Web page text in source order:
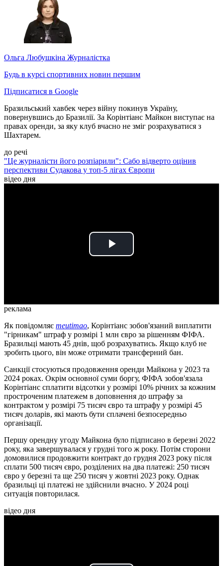
Ольга Любушкіна Журналістка
Будь в курсі спортивних новин першим
Підписатися в Google
Бразильський хавбек через війну покинув Україну,
повернувшись до Бразилії. За Корінтіанс Майкон виступає на
правах оренди, за яку клуб вчасно не зміг розрахуватися з
Шахтарем.
до речі
"Це журналісти його розпіарили": Сабо відверто оцінив
перспективи Судакова у топ-5 лігах Європи
відео дня
Play
реклама
Як повідомляє meutimao, Корінтіанс зобов'язаний виплатити
"гірникам" штраф у розмірі 1 млн євро за рішенням ФІФА.
Бразильці мають 45 днів, щоб розрахуватись. Якщо клуб не
зробить цього, він може отримати трансферний бан.
Санкції стосуються продовження оренди Майкона у 2023 та
2024 роках. Окрім основної суми боргу, ФІФА зобов'язала
Корінтіанс сплатити відсотки у розмірі 10% річних за кожним
простроченим платежем в доповнення до штрафу за
контрактом у розмірі 75 тисяч євро та штрафу у розмірі 45
тисяч доларів, які мають бути сплачені безпосередньо
організації.
Першу орендну угоду Майкона було підписано в березні 2022
року, яка завершувалася у грудні того ж року. Потім сторони
домовилися продовжити контракт до грудня 2023 року після
сплати 500 тисяч євро, розділених на два платежі: 250 тисяч
євро у березні та ще 250 тисяч у жовтні 2023 року. Однак
бразильці ці платежі не здійснили вчасно. У 2024 році
ситуація повторилася.
відео дня